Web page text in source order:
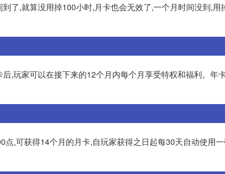
了,就算没用掉100小时,月卡也会无效了,一个月时间没到,
,玩家可以在接下来的12个月内每个月享受特权和福利。年
,可获得14个月的月卡,自玩家获得之日起每30天自动使用